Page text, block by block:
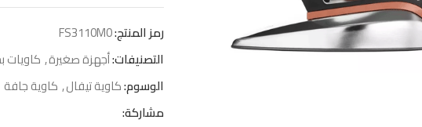
رمز المنتج:FS3110M0
التصنيفات:أجهزة صغيرة, كاويات
الوسوم:كاوية تيفال, كاوية جافة
مشاركة: